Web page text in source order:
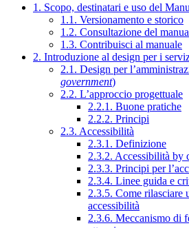
1. Scopo, destinatari e uso del
1.1. Versionamento e storico
1.2. Consultazione del
1.3. Contribuisci al manuale
2. Introduzione al design per i
2.1. Design per
government)
2.2. L’approccio progettuale
2.2.1. Buone pratiche
2.2.2. Principi
2.3. Accessibilità
2.3.1. Definizione
2.3.2. Accessibilità by
2.3.3. Principi per
2.3.4. Linee guida e
2.3.5. Come rilasciare
accessibilità
2.3.6. Meccanismo di